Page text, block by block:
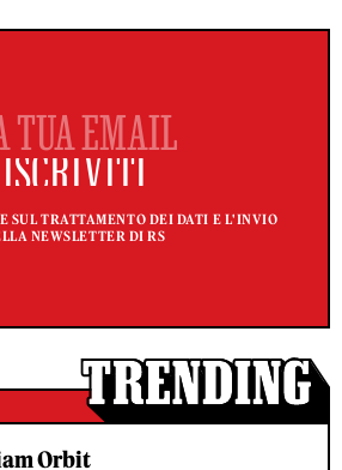
SUL TRATTAMENTO DEI DATI E L'INVIO
NEWSLETTER DI RS
Orbit